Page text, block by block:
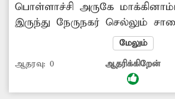
பொள்ளாச்சி அருகே
இருந்து நேருநகர் செல்லும்
குப்பைகள் குவிந்து
குப்பைகளை சேகரிக்கும்
இருந்தாலும், சிலர் குப்பைகளை
சாலையோரத்தில் வீசிவிட்டு
மேலும்
ஆதரவு: 0 ஆதரிக்கிறேன்